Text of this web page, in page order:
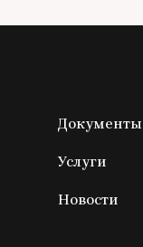
Документы
Услуги
Новости